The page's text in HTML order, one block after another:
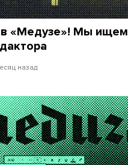
в «Медузе»! Мы ищем
назад